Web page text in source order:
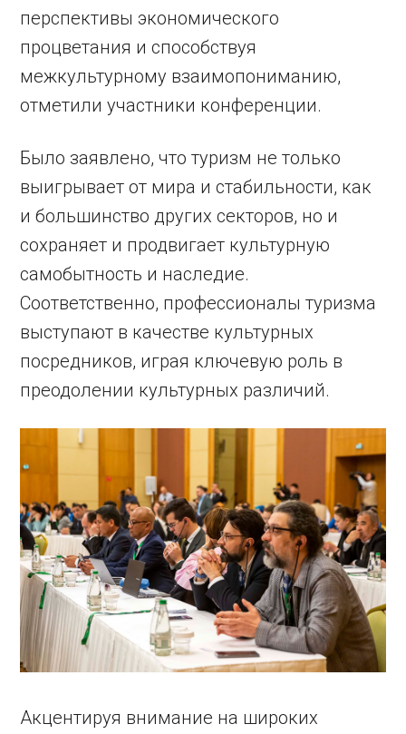
перспективы экономического
процветания и способствуя
межкультурному взаимопониманию,
отметили участники конференции.
Было заявлено, что туризм не только
выигрывает от мира и стабильности, как
и большинство других секторов, но и
сохраняет и продвигает культурную
самобытность и наследие.
Соответственно, профессионалы туризма
выступают в качестве культурных
посредников, играя ключевую роль в
преодолении культурных различий.
Акцентируя внимание на широких